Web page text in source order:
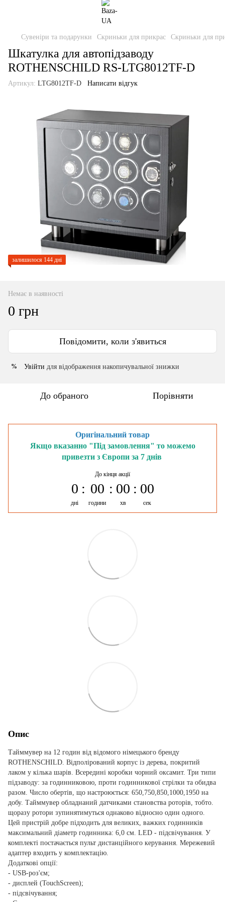
Сувеніри та подарунки Скриньки для прикрас Скриньки для
Шкатулка для автопідзаводу
ROTHENSCHILD RS-LTG8012TF-D
Артикул: LTG8012TF-D Написати відгук
залишилося 144 дні
Немає в наявності
0 грн
Повідомити, коли з'явиться
% Увійти для відображення накопичувальної знижки
До обраного Порівняти
Оригінальний товар
Якщо вказанно "Під замовлення" то можемо
привезти з Європи за 7 днів
До кінця акції
0
дні
00
години
00
хв
00
сек
Опис
Тайммувер на 12 годин від відомого німецького бренду
ROTHENSCHILD. Відполірований корпус із дерева, покритий
лаком у кілька шарів. Всередині коробки чорний оксамит. Три типи
підзаводу: за годинниковою, проти годинникової стрілки та обидва
разом. Число обертів, що настроюється: 650,750,850,1000,1950 на
добу. Тайммувер обладнаний датчиками становства роторів, тобто.
щоразу ротори зупинятимуться однаково відносно один одного.
Цей пристрій добре підходить для великих, важких годинників
максимальний діаметр годинника: 6,0 см. LED - підсвічування. У
комплекті постачається пульт дистанційного керування. Мережевий
адаптер входить у комплектацію.
Додаткові опції:
- USB-роз'єм;
- дисплей (TouchScreen);
- підсвічування;